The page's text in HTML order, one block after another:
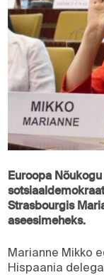
Euroopa
Strasbourgis
aseesimeheks.
Marianne Mikko
Hispaania